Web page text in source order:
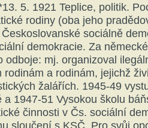
5. 1921 Teplice, politik.
rodiny (oba jeho
sociálně
demokracie. Za
odboje: mj. organizoval
rodinám a rodinám, jejichž
žalářích. 1945-49
a 1947-51 Vysokou školu
činnosti v Čs. sociální
sloučení s KSČ. Pro svůj